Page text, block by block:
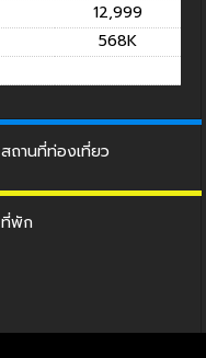
12,999
568K
สถานที่ท่องเที่ยว
ที่พัก